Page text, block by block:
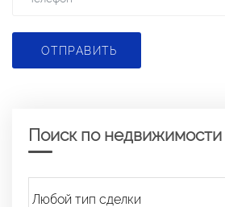
ОТПРАВИТЬ
Поиск по недвижимости